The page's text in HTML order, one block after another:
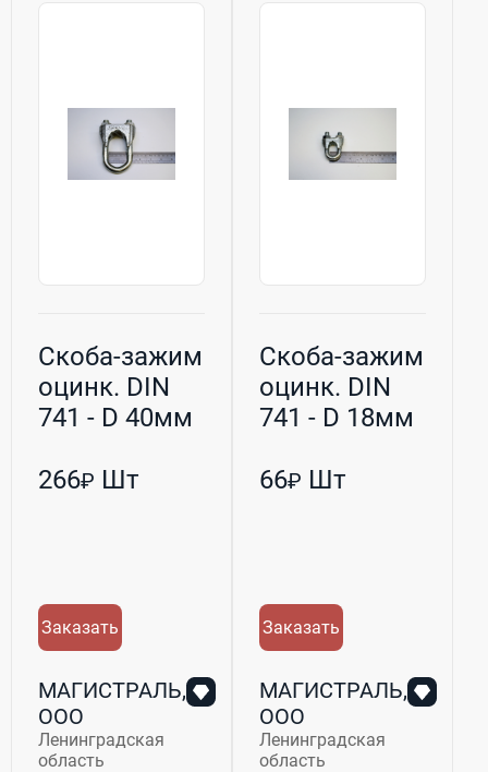
Скоба-зажим
оцинк. DIN
741 - D 40мм
130мм
266₽ Шт
Заказать
МАГИСТРАЛЬ,
ООО
Ленинградская
область
Скоба-зажим
оцинк. DIN
741 - D 18мм
66₽ Шт
Заказать
МАГИСТРАЛЬ,
ООО
Ленинградская
область